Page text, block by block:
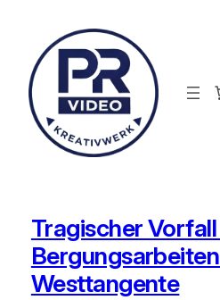
springen
Tragischer
Westtangente